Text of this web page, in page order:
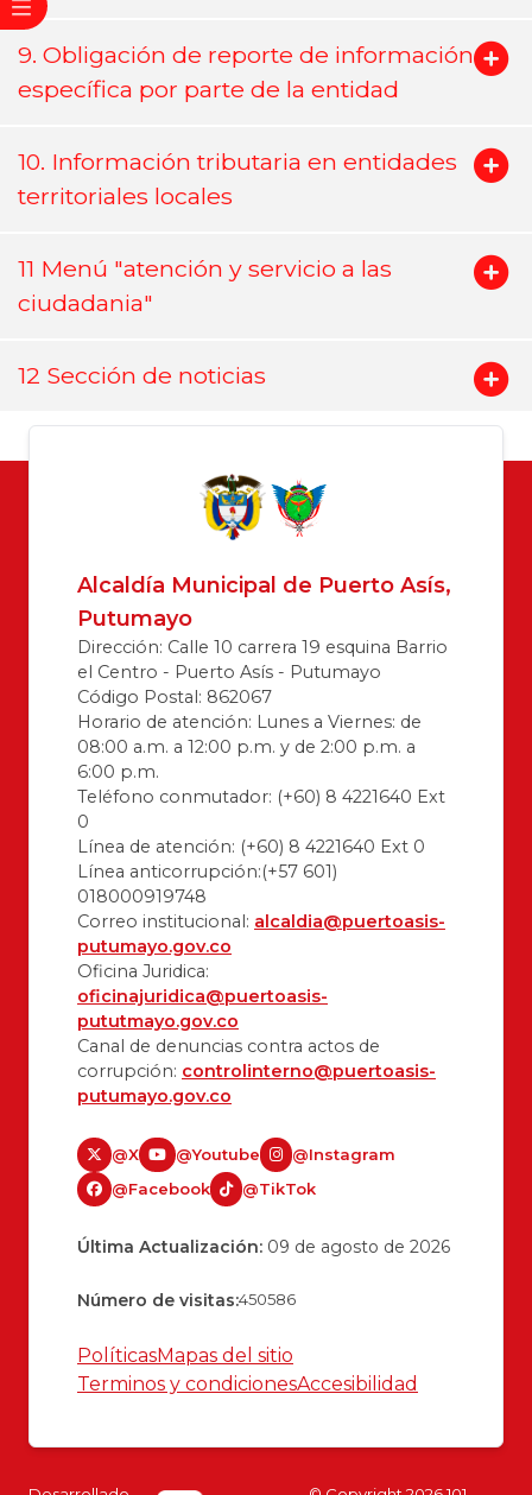
9. Obligación de reporte de información
específica por parte de la entidad
10. Información tributaria en entidades
territoriales locales
11 Menú "atención y servicio a las
ciudadania"
12 Sección de noticias
Alcaldía Municipal de Puerto Asís,
Putumayo
Dirección: Calle 10 carrera 19 esquina Barrio
el Centro - Puerto Asís - Putumayo
Código Postal: 862067
Horario de atención: Lunes a Viernes: de
08:00 a.m. a 12:00 p.m. y de 2:00 p.m. a
6:00 p.m.
Teléfono conmutador: (+60) 8 4221640 Ext
0
Línea de atención: (+60) 8 4221640 Ext 0
Línea anticorrupción:(+57 601)
018000919748
Correo institucional: alcaldia@puertoasis-
putumayo.gov.co
Oficina Juridica:
oficinajuridica@puertoasis-
pututmayo.gov.co
Canal de denuncias contra actos de
corrupción: controlinterno@puertoasis-
putumayo.gov.co
@X @Youtube
@Instagram
@Facebook
@TikTok
Última Actualización: 09 de agosto de 2026
Número de visitas:450586
PolíticasMapas del sitio
Terminos y condicionesAccesibilidad